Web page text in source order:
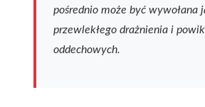
pośrednio może być wywołana
przewlekłego drażnienia i
oddechowych.